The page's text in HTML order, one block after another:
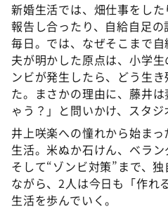
新婚生活では、畑仕事をし
報告し合ったり、自給自足
毎日。では、なぜそこまで自
夫が明かした原点は、小学
ンビが発生したら、どう生
た。まさかの理由に、藤井
ゃう？」と問いかけ、スタジ
井上咲楽への憧れから始ま
生活。米ぬか石けん、ベラン
そして“ゾンビ対策”まで、
ながら、2人は今日も「作れ
生活を歩んでいく。